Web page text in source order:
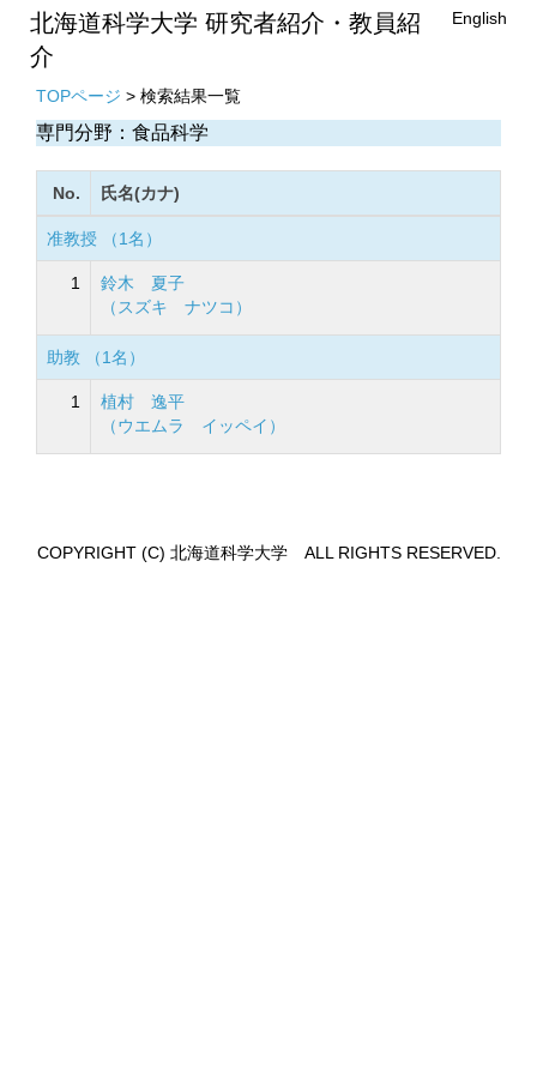
北海道科学大学 研究者紹介・教員紹
介
English
TOPページ > 検索結果一覧
専門分野：食品科学
No. 氏名(カナ)
准教授 （1名）
1
鈴木 夏子
（スズキ ナツコ）
助教 （1名）
1
植村 逸平
（ウエムラ イッペイ）
COPYRIGHT (C) 北海道科学大学 ALL RIGHTS RESERVED.